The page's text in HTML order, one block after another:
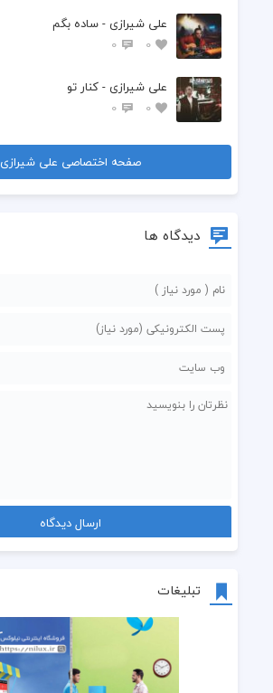
تبلیغات
علی شیرازی - ساده بگم
0
0
علی شیرازی - کنار تو
0
0
صفحه اختصاصی علی شیرازی
دیدگاه ها